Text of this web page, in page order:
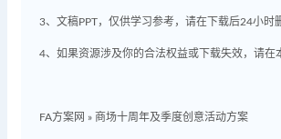
3、文稿PPT，仅供学习参考，请在下载后24小时
4、如果资源涉及你的合法权益或下载失效，请在
FA方案网 » 商场十周年及季度创意活动方案